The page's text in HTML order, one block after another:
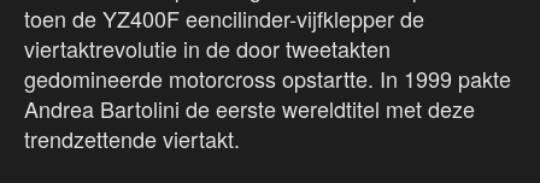
toen de YZ400F eencilinder-vijfklepper de
viertaktrevolutie in de door tweetakten
gedomineerde motorcross opstartte. In 1999 pakte
Andrea Bartolini de eerste wereldtitel met deze
trendzettende viertakt.